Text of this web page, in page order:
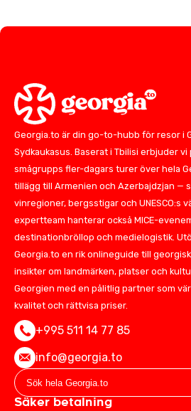
Georgia.to är din go-to-hubb för resor i
Sydkaukasus. Baserat i Tbilisi erbjuder vi
smågrupps fler-dagars turer över hela
tillägg till Armenien och Azerbajdzjan —
vinregioner, bergsstigar och UNESCO:s
expertteam hanterar också MICE-
destinationbröllop och medielogistik.
Georgia.to en rik onlineguide till
insikter om landmärken, platser och
Georgien med en pålitlig partner som
kvalitet och rättvisa priser.
+995 511 14 77 85
info@georgia.to
Säker betalning